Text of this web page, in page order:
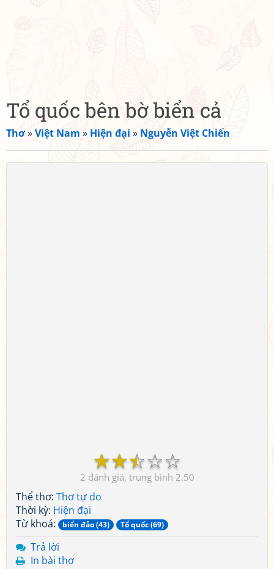
Tổ quốc bên bờ biển cả
Thơ»Việt Nam » Hiện đại » Nguyễn Việt Chiến
☆
☆
☆
☆
☆
2 2.50
Thể thơ: Thơ tự do
Thời kỳ: Hiện đại
Từ khoá:
biển đảo (43) Tổ quốc (69)
Trả lời
In bài thơ